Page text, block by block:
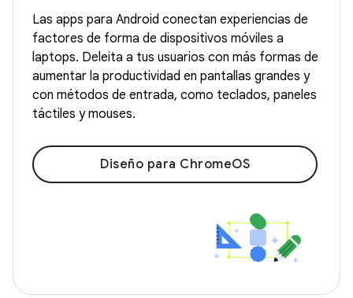
Las apps para Android conectan experiencias de
factores de forma de dispositivos móviles a
laptops. Deleita a tus usuarios con más formas de
aumentar la productividad en pantallas grandes y
con métodos de entrada, como teclados, paneles
táctiles y mouses.
Diseño para ChromeOS